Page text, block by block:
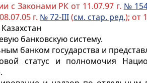
с Законами РК от 11.07.97 г. №
г. № 72-III(см. стар. ред.); от
банковскую систему.
банком государства и
статус и полномочия